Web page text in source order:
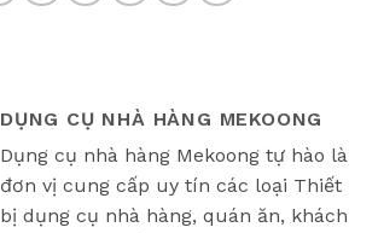
DỤNG CỤ NHÀ HÀNG MEKOONG
Dụng cụ nhà hàng Mekoong tự hào là
đơn vị cung cấp uy tín các loại Thiết
bị dụng cụ nhà hàng, quán ăn, khách